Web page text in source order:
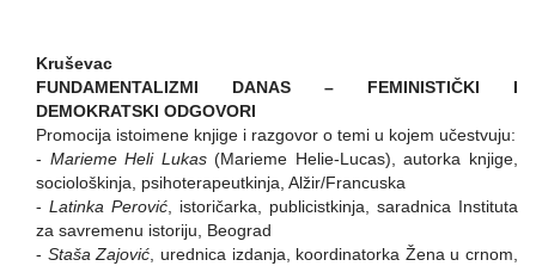
Kruševac
FUNDAMENTALIZMI DANAS – FEMINISTIČKI I
DEMOKRATSKI ODGOVORI
Promocija istoimene knjige i razgovor o temi u kojem učestvuju:
- Marieme Heli Lukas(Marieme Helie-Lucas), autorka knjige,
sociološkinja, psihoterapeutkinja, Alžir/Francuska
- Latinka Perović, istoričarka, publicistkinja, saradnica Instituta
za savremenu istoriju, Beograd
- Staša Zajović, urednica izdanja, koordinatorka Žena u crnom,